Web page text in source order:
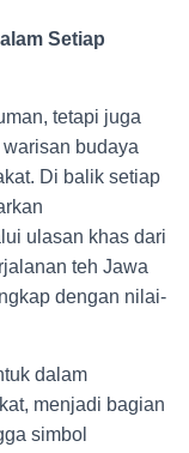
Setiap
tetapi juga
budaya
Di balik setiap
ulasan khas dari
teh Jawa
dengan nilai-
dalam
menjadi bagian
simbol